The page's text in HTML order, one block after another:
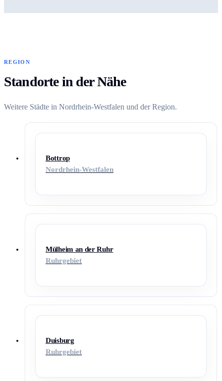
REGION
Standorte in der Nähe
Weitere Städte in Nordrhein-Westfalen und der Region.
Bottrop
Nordrhein-Westfalen
Mülheim an der Ruhr
Ruhrgebiet
Duisburg
Ruhrgebiet